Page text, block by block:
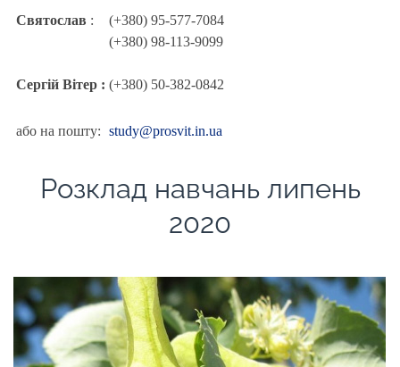
Святослав :
(+380) 95-577-7084
(+380) 98-113-9099
Сергій Вітер : (+380) 50-382-0842
або на пошту: study@prosvit.in.ua
Розклад навчань липень
2020